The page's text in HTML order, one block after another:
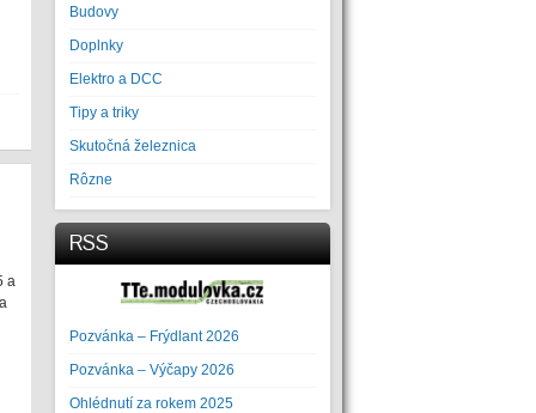
a
Budovy
Doplnky
Elektro a DCC
Tipy a triky
Skutočná železnica
Rôzne
RSS
Pozvánka – Frýdlant 2026
Pozvánka – Výčapy 2026
Ohlédnutí za rokem 2025